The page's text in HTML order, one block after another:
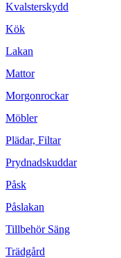
Kvalsterskydd
Kök
Lakan
Mattor
Morgonrockar
Möbler
Plädar, Filtar
Prydnadskuddar
Påsk
Påslakan
Tillbehör Säng
Trädgård